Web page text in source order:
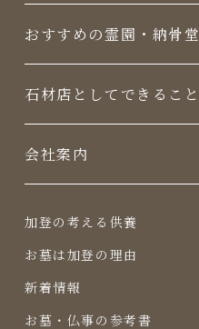
おすすめの霊園・納骨堂
⽯材店としてできること
会社案内
加登の考える供養
お墓は加登の理由
新着情報
お墓・仏事の参考書